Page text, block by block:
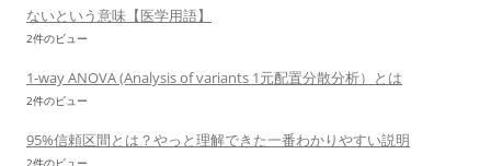
ないという意味【医学用語】
2件のビュー
1-way ANOVA (Analysis of variants 1元配置分散分析）とは
2件のビュー
95%信頼区間とは？やっと理解できた一番わかりやすい説明
2件のビュー